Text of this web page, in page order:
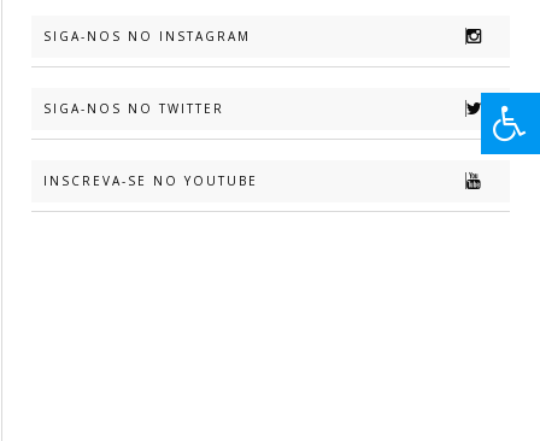
SIGA-NOS NO INSTAGRAM
SIGA-NOS NO TWITTER
INSCREVA-SE NO YOUTUBE